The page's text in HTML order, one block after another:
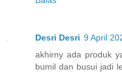
Desri Desri 9 April
akhirny ada produk
bumil dan busui jadi